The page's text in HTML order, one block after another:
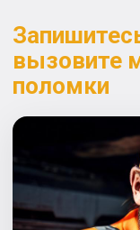
вызовите
поломки